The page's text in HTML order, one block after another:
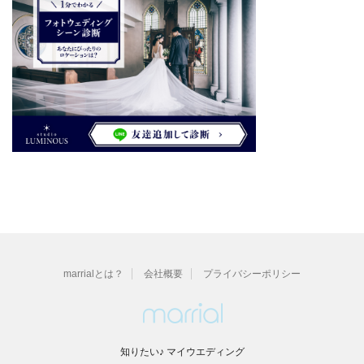
marrialとは？ 会社概要 プライバシーポリシー
知りたい♪ マイウエディング